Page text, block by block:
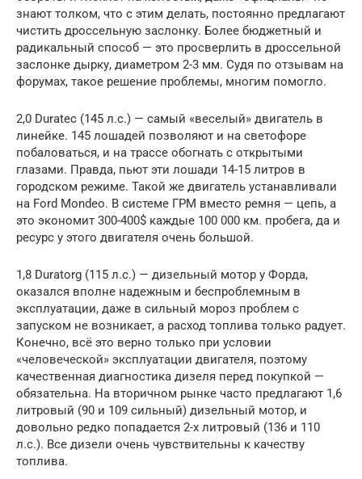
знают толком, что с этим делать, постоянно предлагают
чистить дроссельную заслонку. Более бюджетный и
радикальный способ — это просверлить в дроссельной
заслонке дырку, диаметром 2-3 мм. Судя по отзывам на
форумах, такое решение проблемы, многим помогло.
2,0 Duratec (145 л.с.) — самый «веселый» двигатель в
линейке. 145 лошадей позволяют и на светофоре
побаловаться, и на трассе обогнать с открытыми
глазами. Правда, пьют эти лошади 14-15 литров в
городском режиме. Такой же двигатель устанавливали
на Ford Mondeo. В системе ГРМ вместо ремня — цепь, а
это экономит 300-400$ каждые 100 000 км. пробега, да и
ресурс у этого двигателя очень большой.
1,8 Duratorg (115 л.с.) — дизельный мотор у Форда,
оказался вполне надежным и беспроблемным в
эксплуатации, даже в сильный мороз проблем с
запуском не возникает, а расход топлива только радует.
Конечно, всё это верно только при условии
«человеческой» эксплуатации двигателя, поэтому
качественная диагностика дизеля перед покупкой —
обязательна. На вторичном рынке часто предлагают 1,6
литровый (90 и 109 сильный) дизельный мотор, и
довольно редко попадается 2-х литровый (136 и 110
л.с.). Все дизели очень чувствительны к качеству
топлива.